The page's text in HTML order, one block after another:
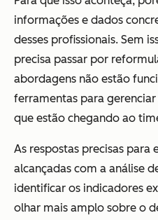
informações e dados
desses profissionais. Sem
precisa passar por
abordagens não estão
ferramentas para
que estão chegando ao
As respostas precisas para
alcançadas com a análise
identificar os indicadores
olhar mais amplo sobre o